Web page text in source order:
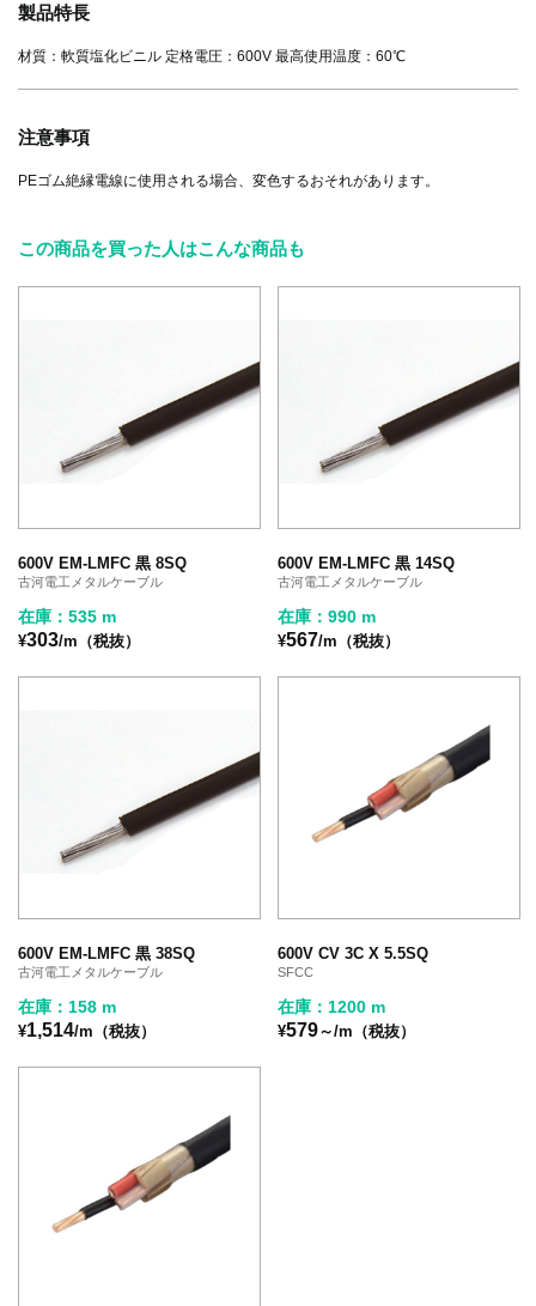
製品特長
材質：軟質塩化ビニル 定格電圧：600V 最高使用温度：60℃
注意事項
PEゴム絶縁電線に使用される場合、変色するおそれがあります。
この商品を買った人はこんな商品も
600V EM-LMFC 黒 8SQ
古河電工メタルケーブル
在庫：535 m
¥303/m（税抜）
600V EM-LMFC 黒 14SQ
古河電工メタルケーブル
在庫：990 m
¥567/m（税抜）
600V EM-LMFC 黒 38SQ
古河電工メタルケーブル
在庫：158 m
¥1,514/m（税抜）
600V CV 3C X 5.5SQ
SFCC
在庫：1200 m
¥579～/m（税抜）